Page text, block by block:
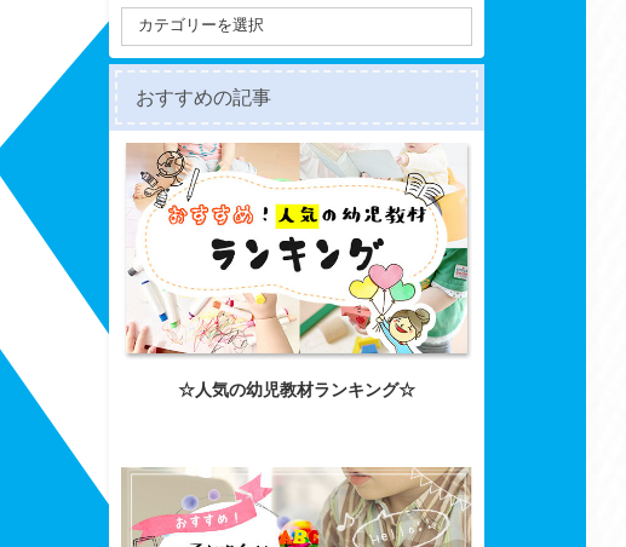
おすすめの記事
☆人気の幼児教材ランキング☆